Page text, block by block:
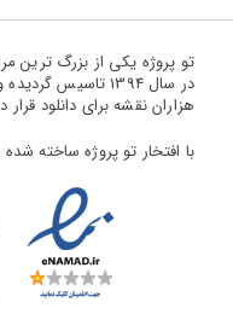
تو پروژه یکی از بزرگ ترین
در سال 1394 تاسیس
هزاران نقشه برای دانلود قرار
با افتخار تو پروژه ساخته